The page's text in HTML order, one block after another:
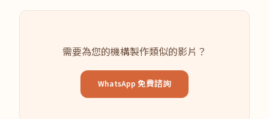
需要為您的機構製作類似的影片？
WhatsApp 免費諮詢